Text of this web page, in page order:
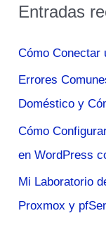
c
p
o
r
:
Entradas
Cómo Conectar
Errores
Doméstico y
Cómo
en WordPress
Mi Laboratorio
Proxmox y